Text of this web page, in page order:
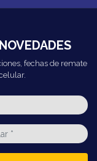
fechas de remate